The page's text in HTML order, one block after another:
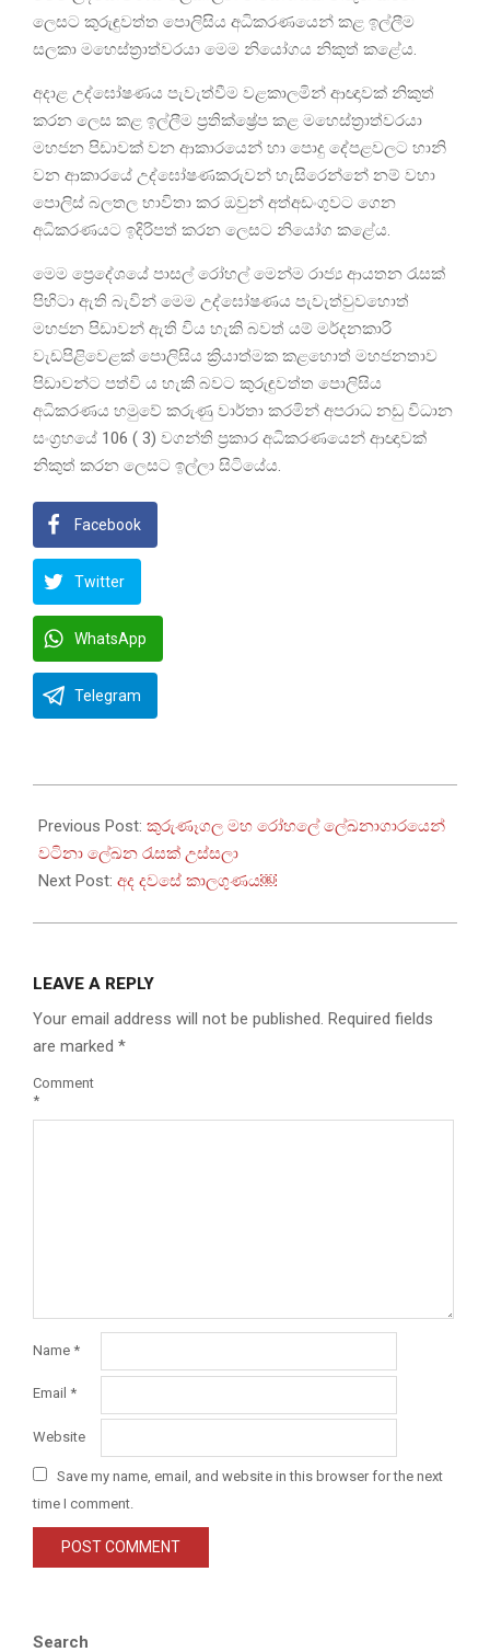
ලෙසට කුරුඳුවත්ත පොලිසිය අධිකරණයෙන් කළ ඉල්ලීම
සලකා මහෙස්ත්‍රාත්වරයා මෙම නියෝගය නිකුත් කළේය.
අදාළ උද්ඝෝෂණය පැවැත්වීම වළකාලමින් ආඥාවක් නිකුත්
කරන ලෙස කළ ඉල්ලීම ප්‍රතික්ෂ්‍රේප කළ මහෙස්ත්‍රාත්වරයා
මහජන පිඩාවක් වන ආකාරයෙන් හා පොදු දේපළවලට හානි
වන ආකාරයේ උද්ඝෝෂණකරුවන් හැසිරෙන්නේ නම් වහා
පොලිස් බලතල භාවිතා කර ඔවුන් අත්අඩංගුවට ගෙන
අධිකරණයට ඉදිරිපත් කරන ලෙසට නියෝග කළේය.
මෙම ප්‍රෙදේශයේ පාසල් රෝහල් මෙන්ම රාජ්‍ය ආයතන රැසක්
පිහිටා ඇති බැවින් මෙම උද්ඝෝෂණය පැවැත්වුවහොත්
මහජන පිඩාවන් ඇති විය හැකි බවත් යම් මර්දනකාරි
වැඩපිළිවෙළක් පොලිසිය ක්‍රියාත්මක කළහොත් මහජනතාව
පිඩාවන්ට පත්වි ය හැකි බවට කුරුඳුවත්ත පොලිසිය
අධිකරණය හමුවේ කරුණු වාර්තා කරමින් අපරාධ නඩු විධාන
සංග්‍රහයේ 106 ( 3) වගන්ති ප්‍රකාර අධිකරණයෙන් ආඥාවක්
නිකුත් කරන ලෙසට ඉල්ලා සිටියේය.
Facebook
Twitter
WhatsApp
Telegram
08-
09
Previous Post: කුරුණෑගල මහ රෝහලේ ලේඛනාගාරයෙන්
වටිනා ලේඛන රැසක් උස්සලා
Next Post: අද දවසේ කාලගුණය￼
LEAVE A REPLY
Your email address will not be published. Required fields
are marked *
Comment
*
Name *
Email *
Website
Save my name, email, and website in this browser for the next
time I comment.
Search